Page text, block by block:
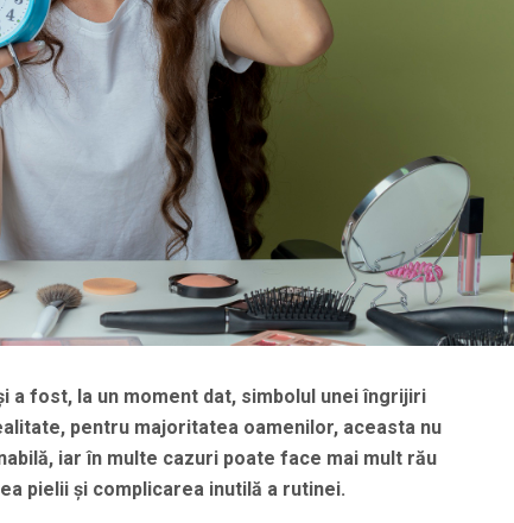
a fost, la un moment dat, simbolul unei îngrijiri
pentru majoritatea oamenilor, aceasta nu
iar în multe cazuri poate face mai mult rău
pielii și complicarea inutilă a rutinei.